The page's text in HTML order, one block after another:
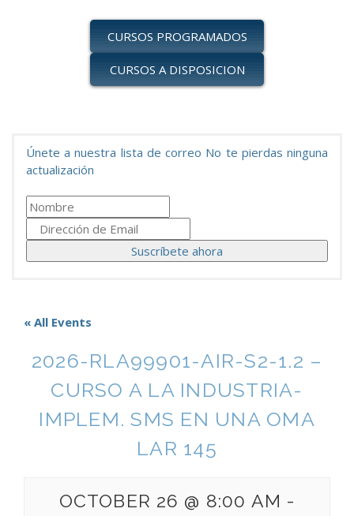
CURSOS PROGRAMADOS
CURSOS A DISPOSICION
Únete a nuestra lista de correo No te pierdas ninguna
actualización
« All Events
2026-RLA99901-AIR-S2-1.2 –
CURSO A LA INDUSTRIA-
IMPLEM. SMS EN UNA OMA
LAR 145
OCTOBER 26 @ 8:00 AM -